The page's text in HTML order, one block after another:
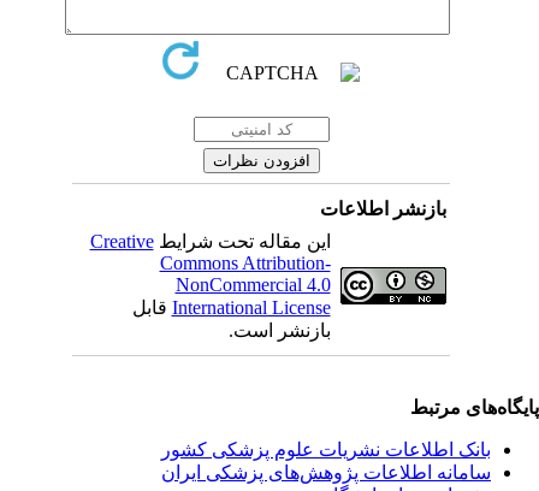
بازنشر اطلاعات
این مقاله تحت شرایطCreative
Commons Attribution-
NonCommercial 4.0
International Licenseقابل
بازنشر است.
مرتبط
بانک اطلاعات نشریات علوم پزشکی کشور
سامانه اطلاعات پژوهش‌های پزشکی ایران